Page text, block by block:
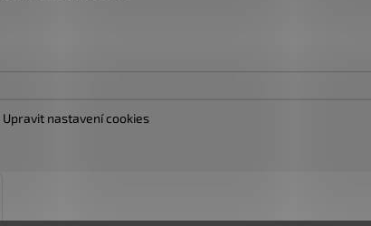
Upravit nastavení cookies